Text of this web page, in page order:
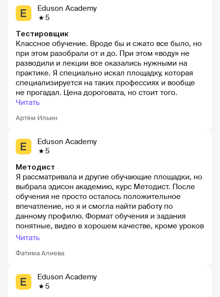
Eduson Academy
5
Артём Ильин
Тестировщик
Классное обучение. Вроде бы и сжато все было, но
при этом разобрали от и до. При этом «воду» не
разводили и лекции все оказались нужными на
практике. Я специально искал площадку, которая
специализируется на таких профессиях и вообще
не прогадал. Цена дороговата, но стоит того.
Читать
Eduson Academy
5
Фатима Алиева
Методист
Я рассматривала и другие обучающие площадки, но
выбрала эдисон академию, курс Методист. После
обучения не просто осталось положительное
впечатление, но я и смогла найти работу по
данному профилю. Формат обучения и задания
понятные, видео в хорошем качестве, кроме уроков
предоставлено много дополнительных материалов,
необходимо проходить тесты и порой они не
на то, чтобы студент смог получить качественное
обучение.
Читать
Eduson Academy
5